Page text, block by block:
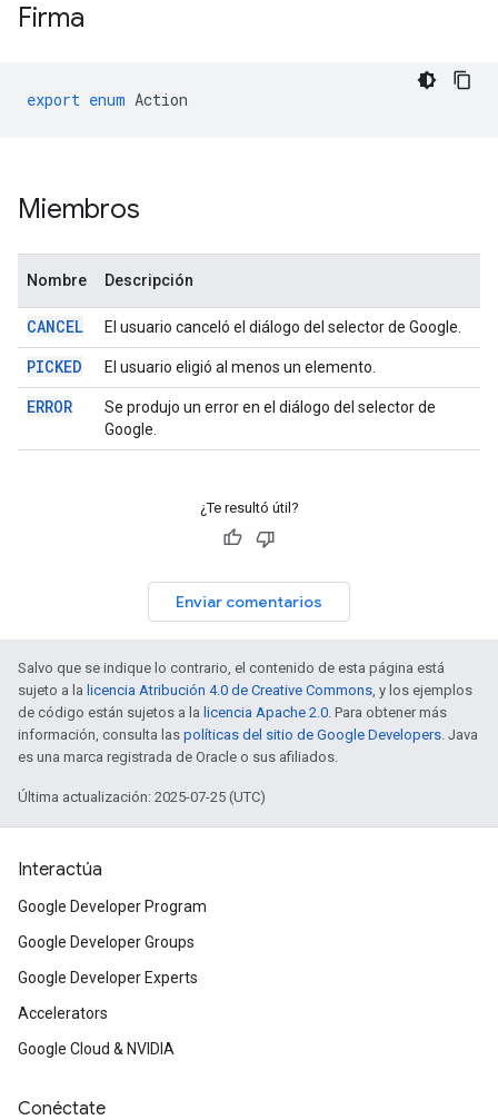
Firma
export enum Action
Miembros
Nombre Descripción
CANCEL El usuario canceló el diálogo del selector de Google.
PICKED El usuario eligió al menos un elemento.
ERROR
Se produjo un error en el diálogo del selector de
Google.
¿Te resultó útil?
Enviar comentarios
Salvo que se indique lo contrario, el contenido de esta página está
sujeto a la licencia Atribución 4.0 de Creative Commons, y los ejemplos
de código están sujetos a la licencia Apache 2.0. Para obtener más
información, consulta las políticas del sitio de Google Developers. Java
es una marca registrada de Oracle o sus afiliados.
Última actualización: 2025-07-25 (UTC)
Interactúa
Google Developer Program
Google Developer Groups
Google Developer Experts
Accelerators
Google Cloud & NVIDIA
Conéctate